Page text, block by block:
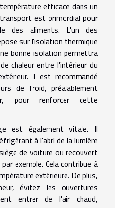
efficace dans un
est primordial pour
des aliments. L'un des
sur l'isolation thermique
bonne isolation permettra
chaleur entre l'intérieur du
Il est recommandé
de froid, préalablement
pour renforcer cette
est également vitale. Il
à l'abri de la lumière
de voiture ou recouvert
exemple. Cela contribue à
extérieure. De plus,
évitez les ouvertures
entrer de l'air chaud,